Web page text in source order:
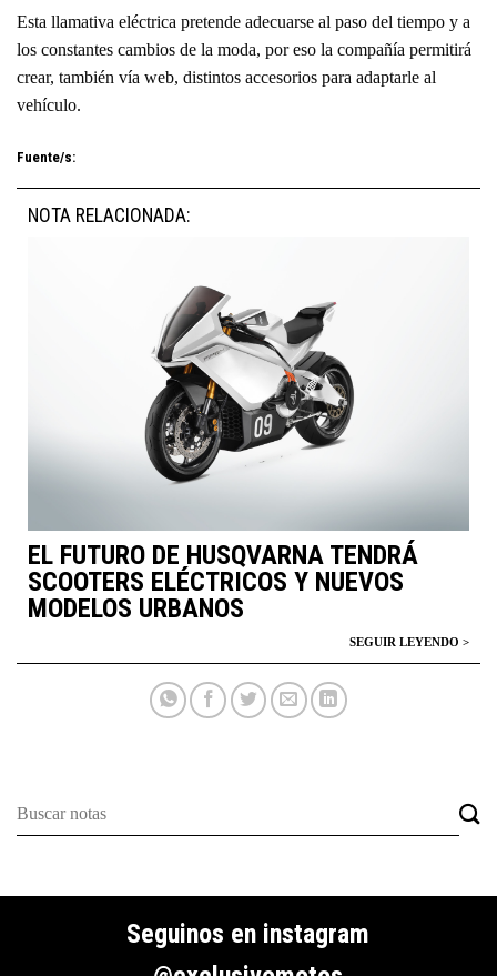
Esta llamativa eléctrica pretende adecuarse al paso del tiempo y a
los constantes cambios de la moda, por eso la compañía permitirá
crear, también vía web, distintos accesorios para adaptarle al
vehículo.
Fuente/s:
NOTA RELACIONADA:
EL FUTURO DE HUSQVARNA TENDRÁ
SCOOTERS ELÉCTRICOS Y NUEVOS
MODELOS URBANOS
Seguinos en instagram